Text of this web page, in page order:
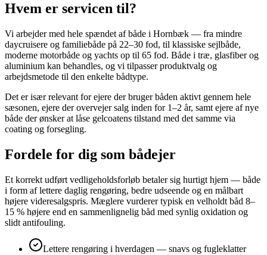
Hvem er servicen til?
Vi arbejder med hele spændet af både i Hornbæk — fra mindre
daycruisere og familiebåde på 22–30 fod, til klassiske sejlbåde,
moderne motorbåde og yachts op til 65 fod. Både i træ, glasfiber og
aluminium kan behandles, og vi tilpasser produktvalg og
arbejdsmetode til den enkelte bådtype.
Det er især relevant for ejere der bruger båden aktivt gennem hele
sæsonen, ejere der overvejer salg inden for 1–2 år, samt ejere af nye
både der ønsker at låse gelcoatens tilstand med det samme via
coating og forsegling.
Fordele for dig som bådejer
Et korrekt udført vedligeholdsforløb betaler sig hurtigt hjem — både
i form af lettere daglig rengøring, bedre udseende og en målbart
højere videresalgspris. Mæglere vurderer typisk en velholdt båd 8–
15 % højere end en sammenlignelig båd med synlig oxidation og
slidt antifouling.
Lettere rengøring i hverdagen — snavs og fugleklatter